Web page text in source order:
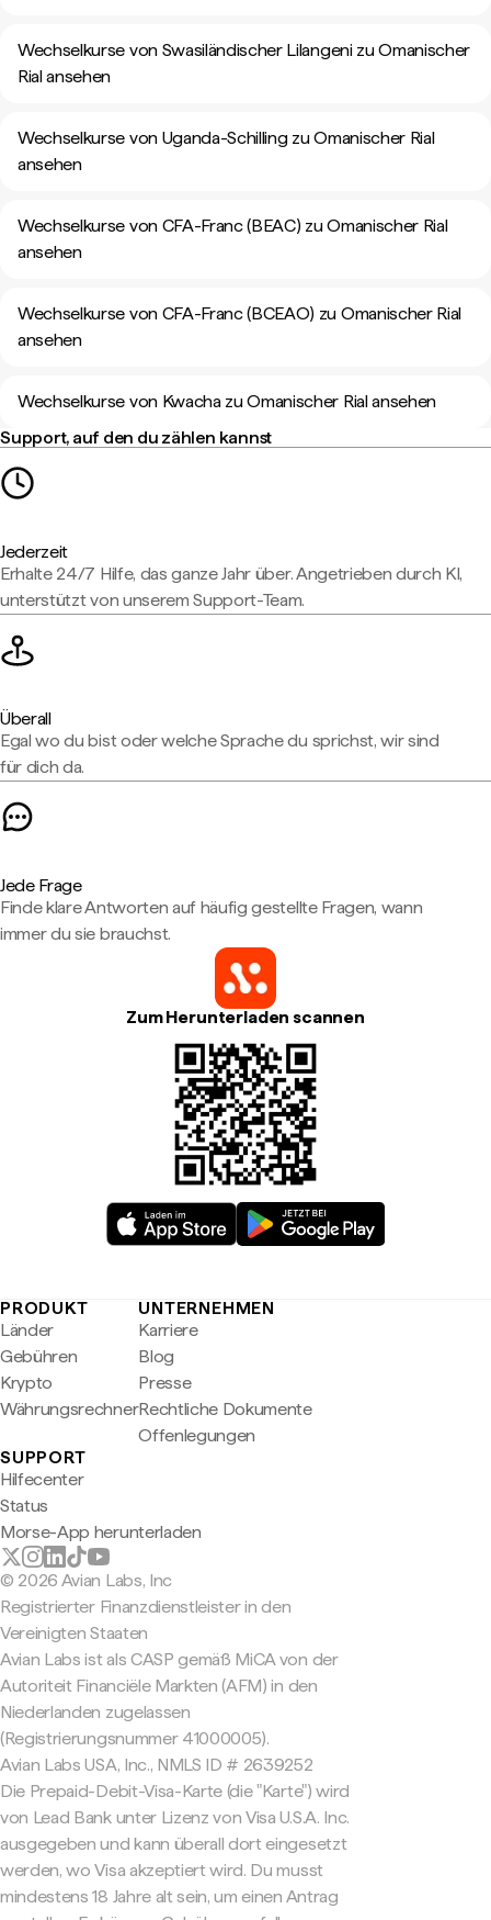
Wechselkurse von Swasiländischer Lilangeni zu Omanischer
Rial ansehen
Wechselkurse von Uganda-Schilling zu Omanischer Rial
ansehen
Wechselkurse von CFA-Franc (BEAC) zu Omanischer Rial
ansehen
Wechselkurse von CFA-Franc (BCEAO) zu Omanischer Rial
ansehen
Wechselkurse von Kwacha zu Omanischer Rial ansehen
Support, auf den du zählen kannst
Jederzeit
Erhalte 24/7 Hilfe, das ganze Jahr über. Angetrieben durch KI,
unterstützt von unserem Support-Team.
Überall
Egal wo du bist oder welche Sprache du sprichst, wir sind
für dich da.
Jede Frage
Finde klare Antworten auf häufig gestellte Fragen, wann
immer du sie brauchst.
Zum Herunterladen scannen
PRODUKT
Länder
Gebühren
Krypto
Währungsrechner
UNTERNEHMEN
Karriere
Blog
Presse
Rechtliche Dokumente
Offenlegungen
SUPPORT
Hilfecenter
Status
Morse-App herunterladen
© 2026 Avian Labs, Inc
Registrierter Finanzdienstleister in den
Vereinigten Staaten
Avian Labs ist als CASP gemäß MiCA von der
Autoriteit Financiële Markten (AFM) in den
Niederlanden zugelassen
(Registrierungsnummer 41000005).
Avian Labs USA, Inc., NMLS ID # 2639252
Die Prepaid-Debit-Visa-Karte (die "Karte") wird
von Lead Bank unter Lizenz von Visa U.S.A. Inc.
ausgegeben und kann überall dort eingesetzt
werden, wo Visa akzeptiert wird. Du musst
mindestens 18 Jahre alt sein, um einen Antrag